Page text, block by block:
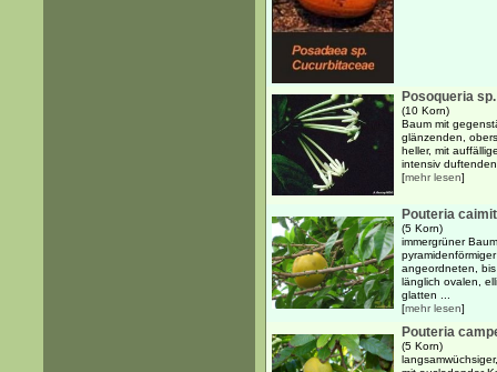
Posoqueria sp.
(10 Korn)
Baum mit
glänzenden,
heller, mit
intensiv
[mehr lesen]
Pouteria
(5 Korn)
immergrüner
angeordneten,
länglich ovalen,
glatten ...
[mehr lesen]
Pouteria
(5 Korn)